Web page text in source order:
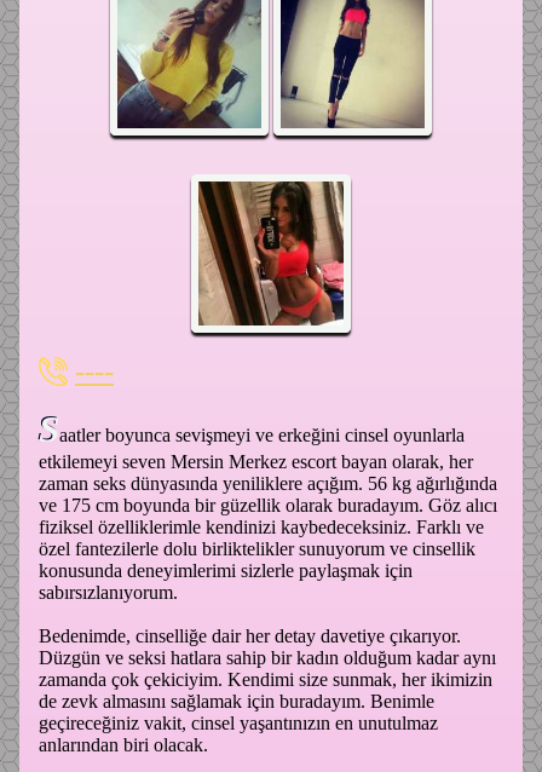
----
Saatler boyunca sevişmeyi ve erkeğini cinsel oyunlarla
etkilemeyi seven Mersin Merkez escort bayan olarak, her
zaman seks dünyasında yeniliklere açığım. 56 kg ağırlığında
ve 175 cm boyunda bir güzellik olarak buradayım. Göz alıcı
fiziksel özelliklerimle kendinizi kaybedeceksiniz. Farklı ve
özel fantezilerle dolu birliktelikler sunuyorum ve cinsellik
konusunda deneyimlerimi sizlerle paylaşmak için
sabırsızlanıyorum.
Bedenimde, cinselliğe dair her detay davetiye çıkarıyor.
Düzgün ve seksi hatlara sahip bir kadın olduğum kadar aynı
zamanda çok çekiciyim. Kendimi size sunmak, her ikimizin
de zevk almasını sağlamak için buradayım. Benimle
geçireceğiniz vakit, cinsel yaşantınızın en unutulmaz
anlarından biri olacak.